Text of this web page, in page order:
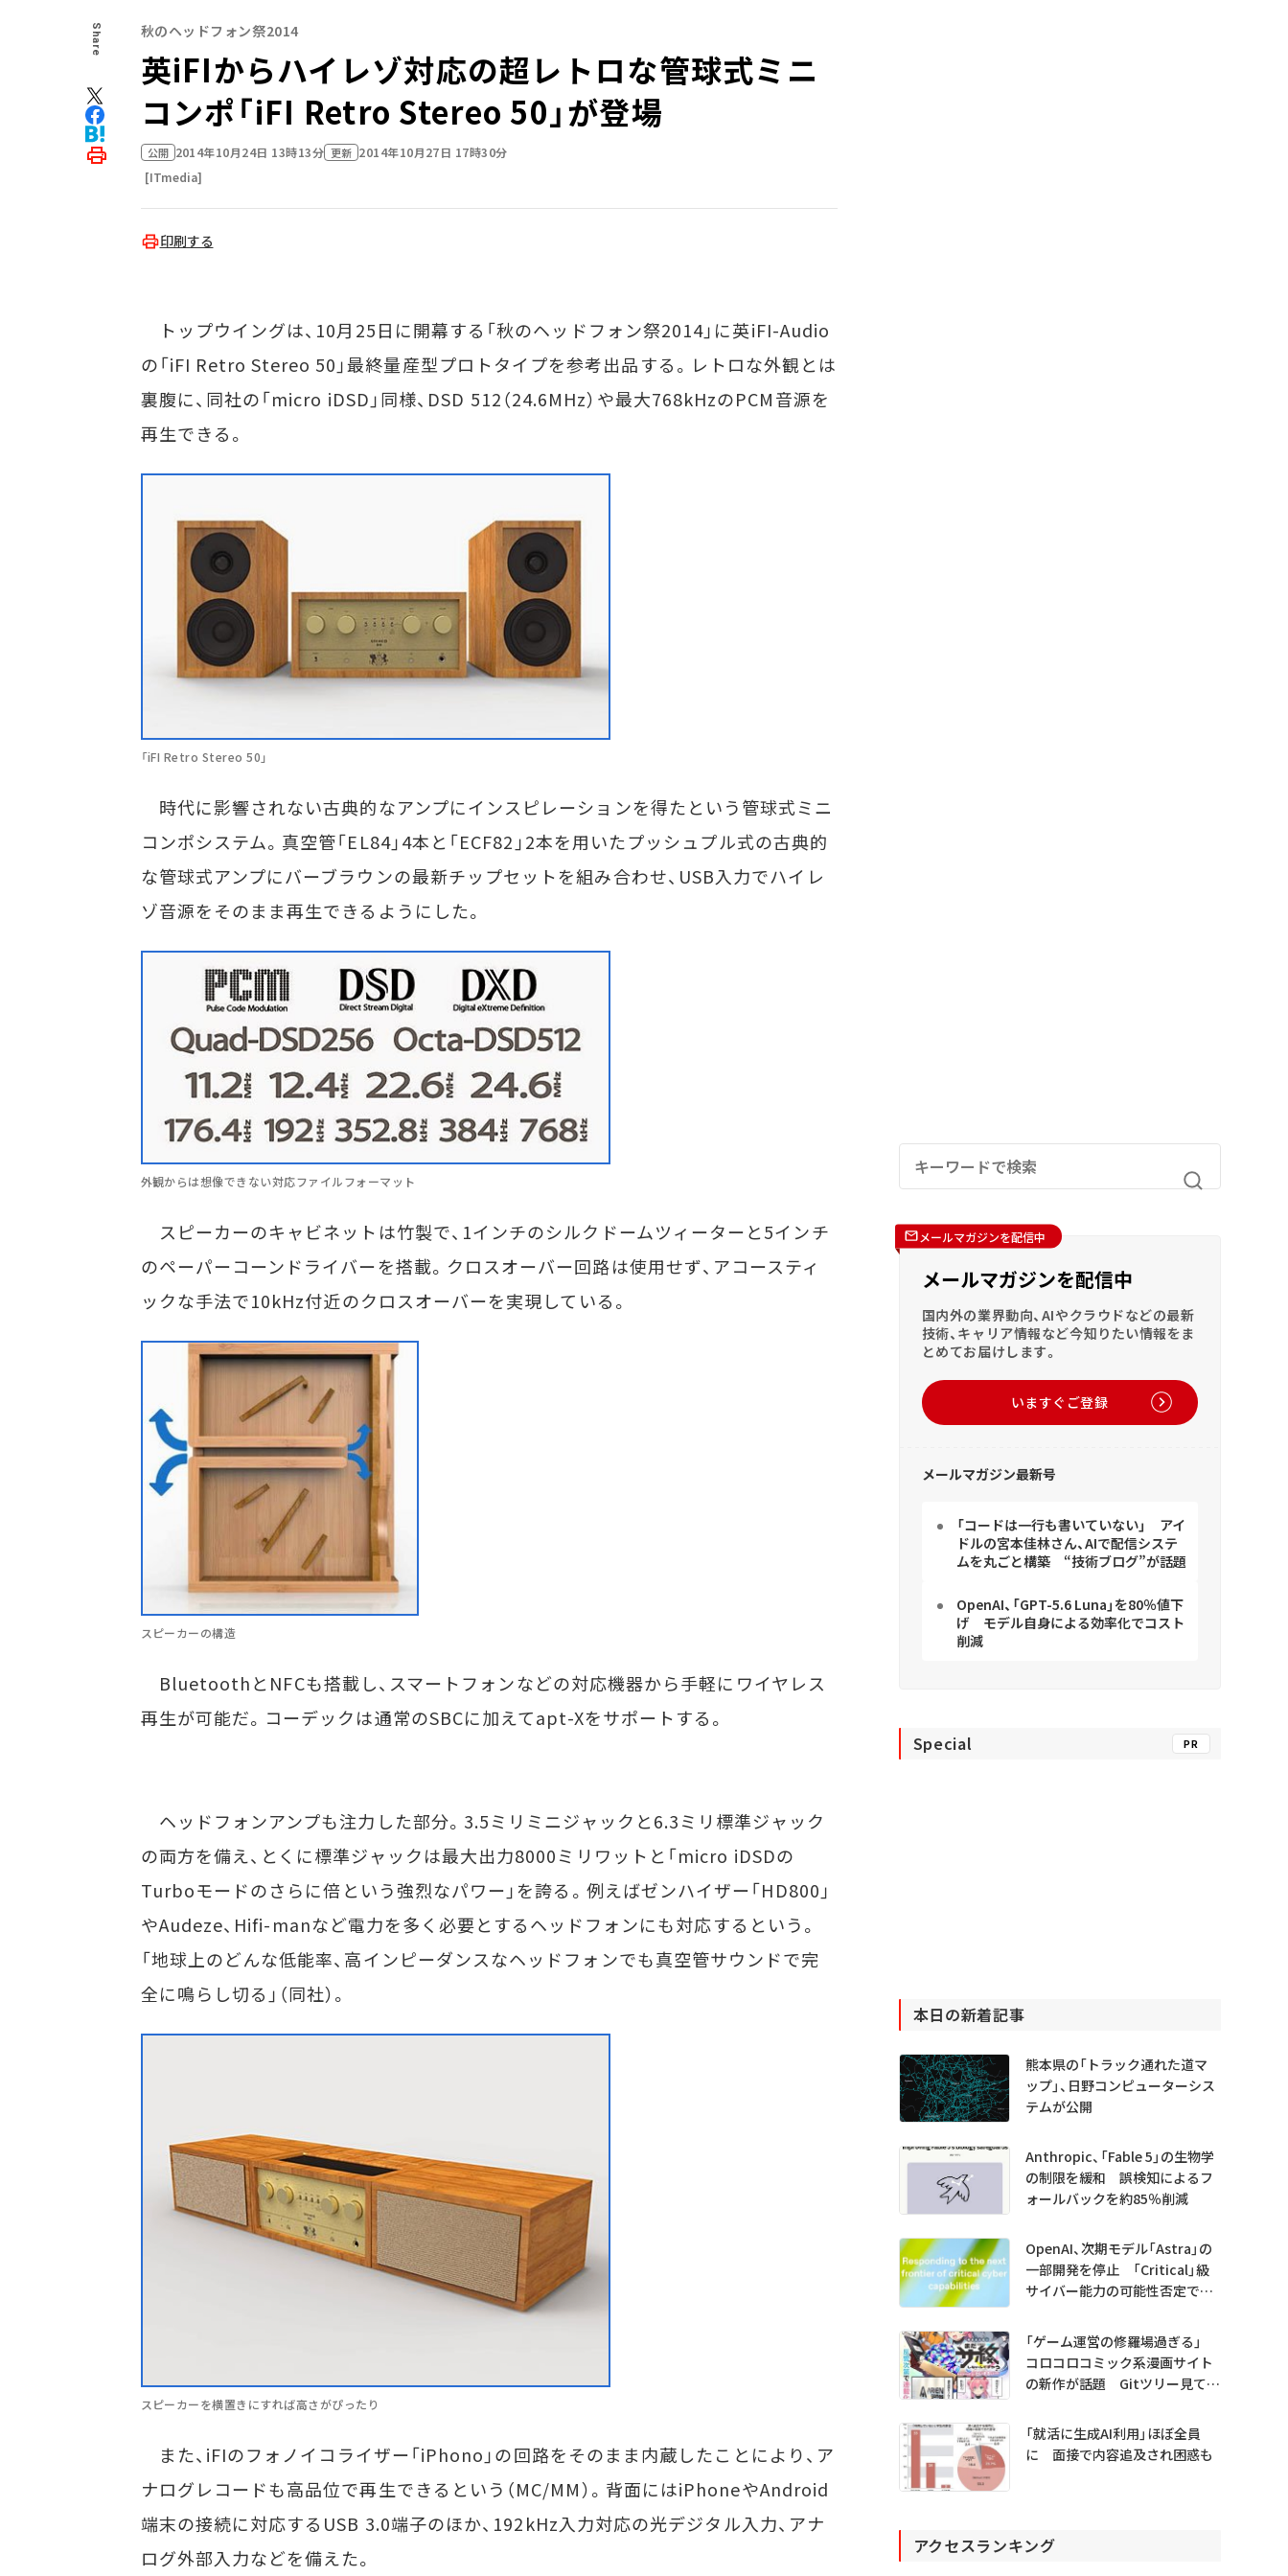
Share 秋のヘッドフォン祭2014
英iFIからハイレゾ対応の超レトロな管球式ミニ
コンポ「iFI Retro Stereo 50」が登場
公開 2014年10月24日 13時13分 更新 2014年10月27日 17時30分
[ITmedia]
印刷する
トップウイングは、10月25日に開幕する「秋のヘッドフォン祭2014」に英iFI-Audio
の「iFI Retro Stereo 50」最終量産型プロトタイプを参考出品する。レトロな外観とは
裏腹に、同社の「micro iDSD」同様、DSD 512（24.6MHz）や最大768kHzのPCM音源を
再生できる。
「iFI Retro Stereo 50」
時代に影響されない古典的なアンプにインスピレーションを得たという管球式ミニ
コンポシステム。真空管「EL84」4本と「ECF82」2本を用いたプッシュプル式の古典的
な管球式アンプにバーブラウンの最新チップセットを組み合わせ、USB入力でハイレ
ゾ音源をそのまま再生できるようにした。
外観からは想像できない対応ファイルフォーマット
スピーカーのキャビネットは竹製で、1インチのシルクドームツィーターと5インチ
のペーパーコーンドライバーを搭載。クロスオーバー回路は使用せず、アコースティ
ックな手法で10kHz付近のクロスオーバーを実現している。
スピーカーの構造
BluetoothとNFCも搭載し、スマートフォンなどの対応機器から手軽にワイヤレス
再生が可能だ。コーデックは通常のSBCに加えてapt-Xをサポートする。
ヘッドフォンアンプも注力した部分。3.5ミリミニジャックと6.3ミリ標準ジャック
の両方を備え、とくに標準ジャックは最大出力8000ミリワットと「micro iDSDの
Turboモードのさらに倍という強烈なパワー」を誇る。例えばゼンハイザー「HD800」
やAudeze、Hifi-manなど電力を多く必要とするヘッドフォンにも対応するという。
「地球上のどんな低能率、高インピーダンスなヘッドフォンでも真空管サウンドで完
全に鳴らし切る」（同社）。
スピーカーを横置きにすれば高さがぴったり
また、iFIのフォノイコライザー「iPhono」の回路をそのまま内蔵したことにより、ア
ナログレコードも高品位で再生できるという（MC/MM）。背面にはiPhoneやAndroid
端末の接続に対応するUSB 3.0端子のほか、192kHz入力対応の光デジタル入力、アナ
ログ外部入力などを備えた。
メールマガジンを配信中
メールマガジンを配信中
国内外の業界動向、AIやクラウドなどの最新
技術、キャリア情報など今知りたい情報をま
とめてお届けします。
いますぐご登録
メールマガジン最新号
「コードは一行も書いていない」 アイ
ドルの宮本佳林さん、AIで配信システ
ムを丸ごと構築 “技術ブログ”が話題
OpenAI、「GPT-5.6 Luna」を80％値下
げ モデル自身による効率化でコスト
削減
Special PR
本日の新着記事
熊本県の「トラック通れた道マ
ップ」、日野コンピューターシス
テムが公開
Anthropic、「Fable 5」の生物学
の制限を緩和 誤検知によるフ
ォールバックを約85％削減
OpenAI、次期モデル「Astra」の
一部開発を停止 「Critical」級
サイバー能力の可能性否定でき
「ゲーム運営の修羅場過ぎる」
コロコロコミック系漫画サイト
の新作が話題 Gitツリー見てガ
「就活に生成AI利用」ほぼ全員
に 面接で内容追及され困惑も
アクセスランキング